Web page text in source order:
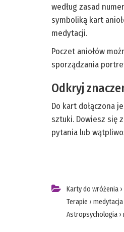
według zasad
symboliką kart
medytacji.
Poczet aniołów
sporządzania
Odkryj
Do kart dołączona
sztuki. Dowiesz się
pytania lub
Karty do wróżenia ›
Terapie › medytacja
Astropsychologia ›